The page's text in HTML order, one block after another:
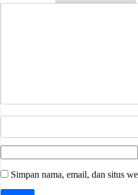
Simpan nama, email, dan situs